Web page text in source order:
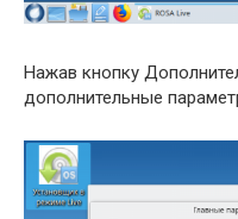
Нажав кнопку
дополнительные